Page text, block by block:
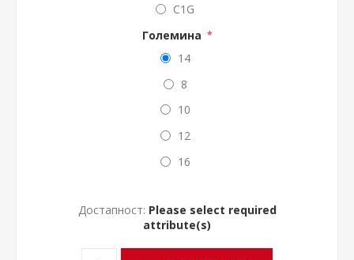
C1G
Големина *
14
8
10
12
16
Достапност: Please select required
attribute(s)